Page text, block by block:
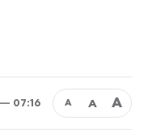
07:16 Α Α Α